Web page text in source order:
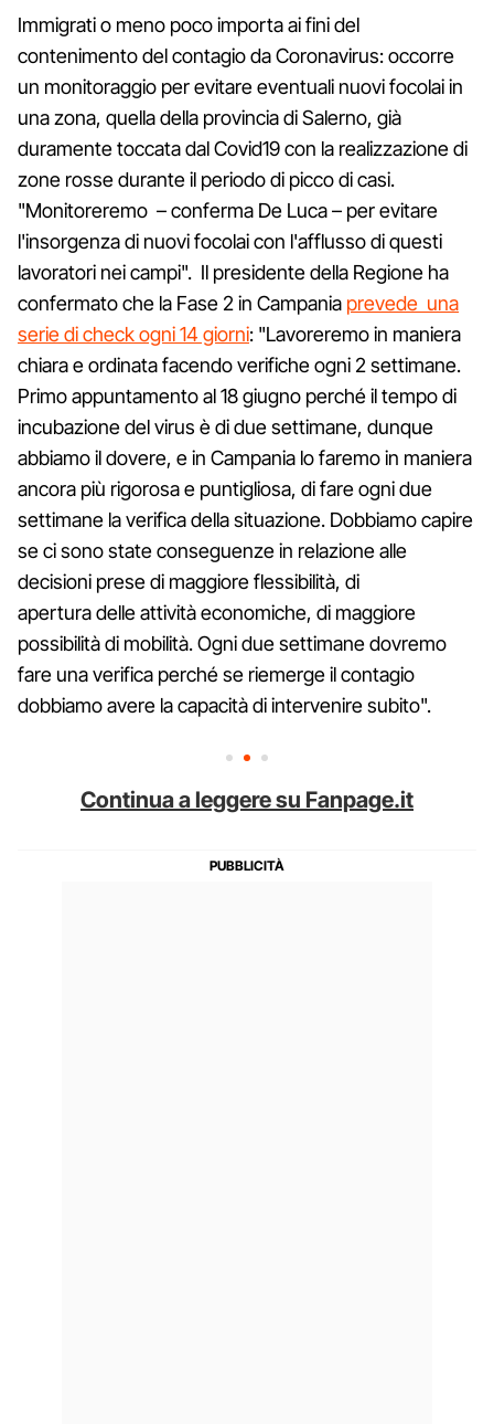
Immigrati o meno poco importa ai fini del
contenimento del contagio da Coronavirus: occorre
un monitoraggio per evitare eventuali nuovi focolai in
una zona, quella della provincia di Salerno, già
duramente toccata dal Covid19 con la realizzazione di
zone rosse durante il periodo di picco di casi.
"Monitoreremo – conferma De Luca – per evitare
l'insorgenza di nuovi focolai con l'afflusso di questi
lavoratori nei campi". Il presidente della Regione ha
confermato che la Fase 2 in Campania prevede una
serie di check ogni 14 giorni: "Lavoreremo in maniera
chiara e ordinata facendo verifiche ogni 2 settimane.
Primo appuntamento al 18 giugno perché il tempo di
incubazione del virus è di due settimane, dunque
abbiamo il dovere, e in Campania lo faremo in maniera
ancora più rigorosa e puntigliosa, di fare ogni due
settimane la verifica della situazione. Dobbiamo capire
se ci sono state conseguenze in relazione alle
decisioni prese di maggiore flessibilità, di
apertura delle attività economiche, di maggiore
possibilità di mobilità. Ogni due settimane dovremo
fare una verifica perché se riemerge il contagio
dobbiamo avere la capacità di intervenire subito".
Continua a leggere su Fanpage.it